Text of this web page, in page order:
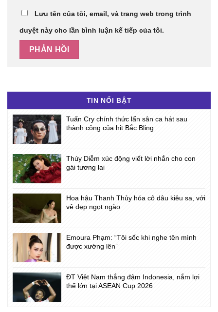
Lưu tên của tôi, email, và trang web trong trình
duyệt này cho lần bình luận kế tiếp của tôi.
TIN NỔI BẬT
Tuấn Cry chính thức lấn sân ca hát sau
thành công của hit Bắc Bling
Thúy Diễm xúc động viết lời nhắn cho con
gái tương lai
Hoa hậu Thanh Thủy hóa cô dâu kiêu sa, với
vẻ đẹp ngọt ngào
Emoura Phạm: “Tôi sốc khi nghe tên mình
được xướng lên”
ĐT Việt Nam thắng đậm Indonesia, nắm lợi
thế lớn tại ASEAN Cup 2026